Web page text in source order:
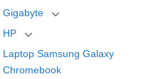
Gigabyte
HP
Laptop Samsung Galaxy
Chromebook